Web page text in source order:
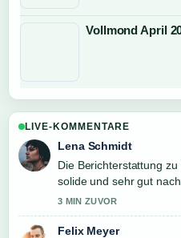
Vollmond April
LIVE-KOMMENTARE
Lena Schmidt
Die Berichterstattung
solide und sehr gut
3 MIN ZUVOR
Felix Meyer